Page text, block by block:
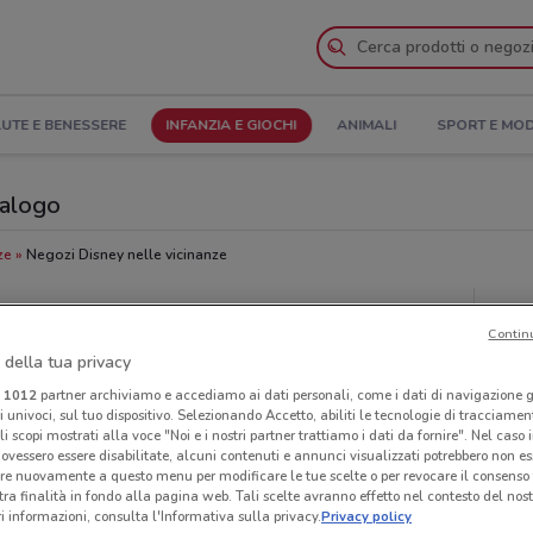
E BENESSERE INFANZIA E GIOCHI ANIMALI SPORT E
Negozi Disney nelle vicinanze
della tua privacy
1012partner archiviamo e accediamo ai dati personali, come i dati di navigazione
sul tuo dispositivo. Selezionando Accetto, abiliti le tecnologie di
scopi mostrati alla voce "Noi e i nostri partner trattiamo i dati da fornire". Nel caso
essere disabilitate, alcuni contenuti e annunci visualizzati potrebbero non
nuovamente a questo menu per modificare le tue scelte o per revocare il
finalità in fondo alla pagina web. Tali scelte avranno effetto nel contesto del
informazioni, consulta l'Informativa sulla privacy.Privacy policy